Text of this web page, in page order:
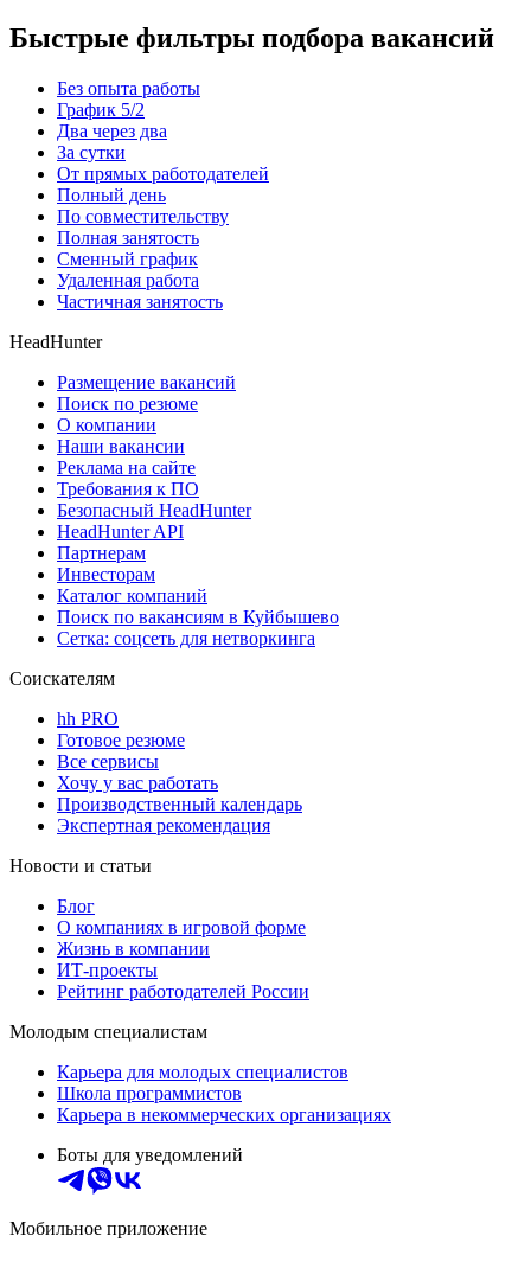
Быстрые фильтры подбора вакансий
Без опыта работы
График 5/2
Два через два
За сутки
От прямых работодателей
Полный день
По совместительству
Полная занятость
Сменный график
Удаленная работа
Частичная занятость
HeadHunter
Размещение вакансий
Поиск по резюме
О компании
Наши вакансии
Реклама на сайте
Требования к ПО
Безопасный HeadHunter
HeadHunter API
Партнерам
Инвесторам
Каталог компаний
Поиск по вакансиям в Куйбышево
Сетка: соцсеть для нетворкинга
Соискателям
hh PRO
Готовое резюме
Все сервисы
Хочу у вас работать
Производственный календарь
Экспертная рекомендация
Новости и статьи
Блог
О компаниях в игровой форме
Жизнь в компании
ИТ-проекты
Рейтинг работодателей России
Молодым специалистам
Карьера для молодых специалистов
Школа программистов
Карьера в некоммерческих организациях
Боты для уведомлений
Мобильное приложение